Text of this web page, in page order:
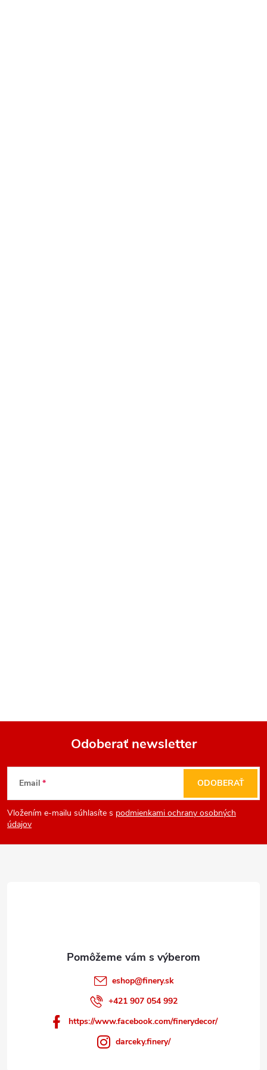
Z
á
p
Odoberať newsletter
Email
Vložením e-mailu súhlasíte s podmienkami ochrany osobných
údajov
ODOBERAŤ
eshop@finery.sk
+421 907 054 992
https://www.facebook.com/finerydecor/
darceky.finery/